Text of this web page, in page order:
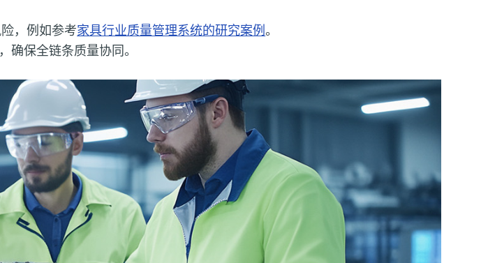
，例如参考家具行业质量管理系统的研究案例。
保全链条质量协同。